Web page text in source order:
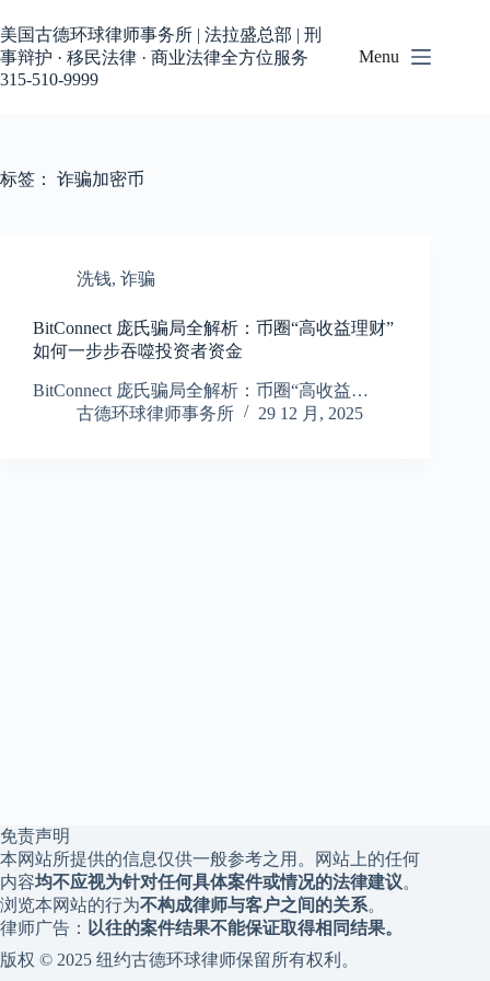
过
内
容
美国古德环球律师事务所 | 法拉盛总部 | 刑
事辩护 · 移民法律 · 商业法律全方位服务
315-510-9999
Menu
标签： 诈骗加密币
洗钱, 诈骗
BitConnect 庞氏骗局全解析：币圈“高收益理财”
如何一步步吞噬投资者资金
BitConnect 庞氏骗局全解析：币圈“高收益…
古德环球律师事务所
29 12 月, 2025
免责声明
本网站所提供的信息仅供一般参考之用。网站上的任何
内容均不应视为针对任何具体案件或情况的法律建议。
浏览本网站的行为不构成律师与客户之间的关系。
律师广告： 以往的案件结果不能保证取得相同结果。
版权 © 2025 纽约古德环球律师保留所有权利。